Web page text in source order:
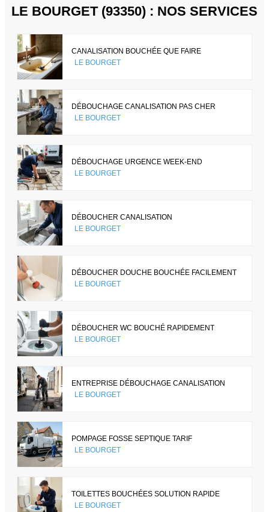
LE BOURGET (93350) : NOS SERVICES
CANALISATION BOUCHÉE QUE FAIRE
LE BOURGET
DÉBOUCHAGE CANALISATION PAS CHER
LE BOURGET
DÉBOUCHAGE URGENCE WEEK-END
LE BOURGET
DÉBOUCHER CANALISATION
LE BOURGET
DÉBOUCHER DOUCHE BOUCHÉE FACILEMENT
LE BOURGET
DÉBOUCHER WC BOUCHÉ RAPIDEMENT
LE BOURGET
ENTREPRISE DÉBOUCHAGE CANALISATION
LE BOURGET
POMPAGE FOSSE SEPTIQUE TARIF
LE BOURGET
TOILETTES BOUCHÉES SOLUTION RAPIDE
LE BOURGET